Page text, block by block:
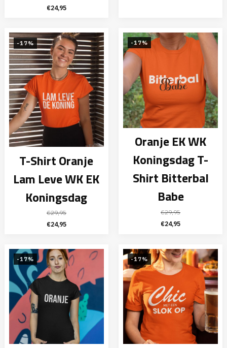
Oorspronkelijke
was:
€29,95.
€24,95Huidige
is:
€24,95.
-17%
T-Shirt Oranje
Lam Leve WK EK
Koningsdag
€29,95
Oorspronkelijke
was:
€29,95.
€24,95Huidige
is:
€24,95.
-17%
Oranje EK WK
Koningsdag T-
Shirt Bitterbal
Babe
€29,95
Oorspronkelijke
was:
€29,95.
€24,95Huidige
is:
€24,95.
-17% -17%